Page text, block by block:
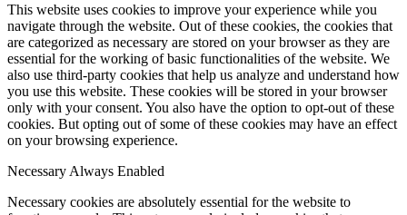
This website uses cookies to improve your experience while you
navigate through the website. Out of these cookies, the cookies that
are categorized as necessary are stored on your browser as they are
essential for the working of basic functionalities of the website. We
also use third-party cookies that help us analyze and understand how
you use this website. These cookies will be stored in your browser
only with your consent. You also have the option to opt-out of these
cookies. But opting out of some of these cookies may have an effect
on your browsing experience.
Necessary Always Enabled
Necessary cookies are absolutely essential for the website to